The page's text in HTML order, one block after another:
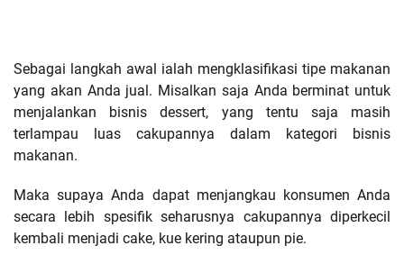
Sebagai langkah awal ialah mengklasifikasi tipe makanan
yang akan Anda jual. Misalkan saja Anda berminat untuk
menjalankan bisnis dessert, yang tentu saja masih
terlampau luas cakupannya dalam kategori bisnis
makanan.
Maka supaya Anda dapat menjangkau konsumen Anda
secara lebih spesifik seharusnya cakupannya diperkecil
kembali menjadi cake, kue kering ataupun pie.